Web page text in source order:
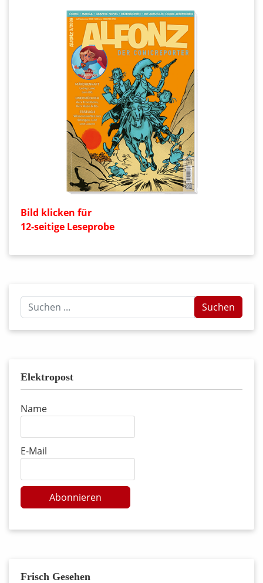
Bild klicken für
12-seitige Leseprobe
Suchen
...
Suchen
Elektropost
Name
E-Mail
Abonnieren
Frisch Gesehen